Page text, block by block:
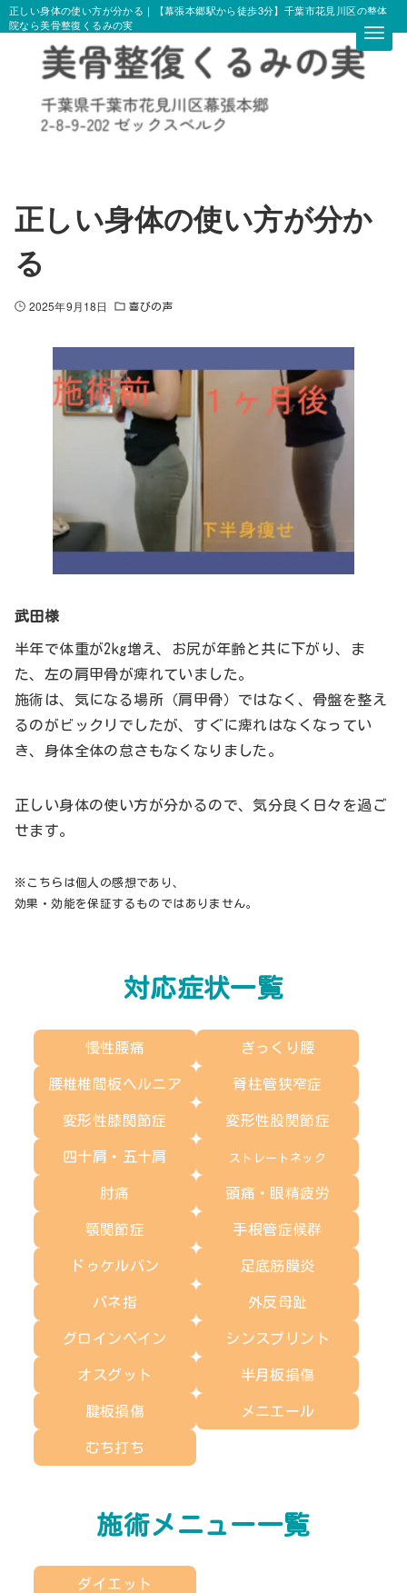
正しい身体の使い方が分かる｜【幕張本郷駅から徒歩3分】千葉市花見川区の整体
院なら美骨整復くるみの実
正しい身体の使い方が分か
る
2025年9月18日 喜びの声
武田様
半年で体重が2kg増え、お尻が年齢と共に下がり、ま
た、左の肩甲骨が痺れていました。
施術は、気になる場所（肩甲骨）ではなく、骨盤を整え
るのがビックリでしたが、すぐに痺れはなくなってい
き、身体全体の怠さもなくなりました。
正しい身体の使い方が分かるので、気分良く日々を過ご
せます。
※こちらは個人の感想であり、
効果・効能を保証するものではありません。
対応症状一覧
慢性腰痛 ぎっくり腰
腰椎椎間板ヘルニア 脊柱管狭窄症
変形性膝関節症 変形性股関節症
四十肩・五十肩 ストレートネック
肘痛 頭痛・眼精疲労
顎関節症 手根管症候群
ドゥケルバン 足底筋膜炎
バネ指 外反母趾
グロインペイン シンスプリント
オスグット 半月板損傷
腱板損傷 メニエール
むち打ち
施術メニュー一覧
ダイエット